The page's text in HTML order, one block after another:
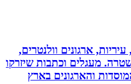
ארגונים וולנטרים,
מעגלים וכתבות שיזרקו
והארגונים בארץ